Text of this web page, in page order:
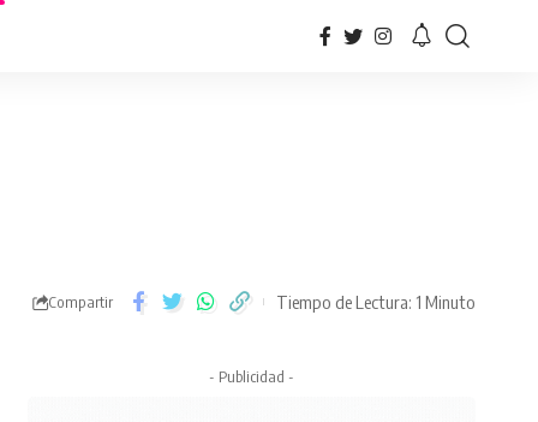
Compartir Tiempo de Lectura: 1 Minuto
- Publicidad -